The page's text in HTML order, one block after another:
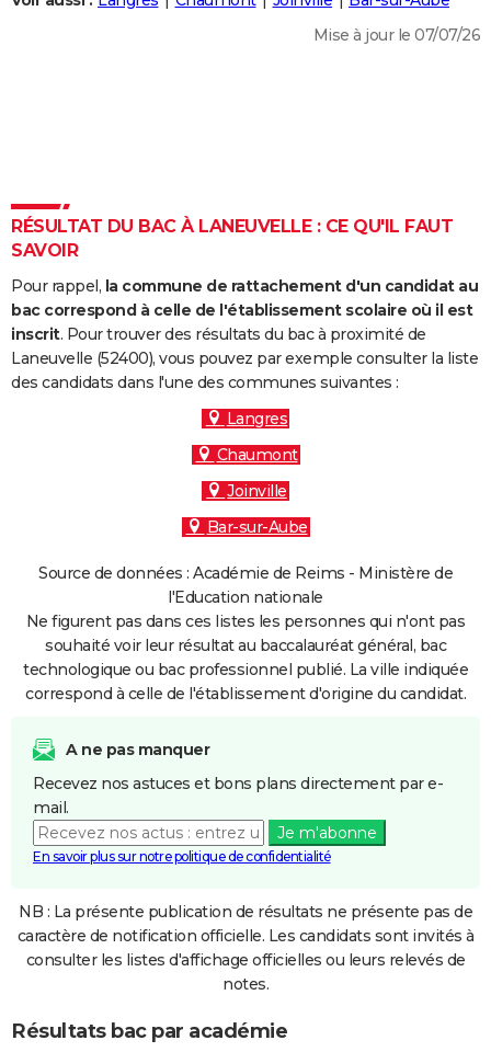
DICTIONNAIRE
Dictionnaire
Biographies
Citations
Expressions
Proverbes
PROGRAMME TV
COPAINS D'AVANT
S'inscrire
Se connecter
Lycées
Collèges
Primaires
Universités
Entreprises
Service militaire
Avis de recherche
AVIS DE DÉCÈS
FORUM
Mise à jour le 07/07/26
RÉSULTAT DU BAC À LANEUVELLE : CE QU'IL FAUT
SAVOIR
Pour rappel, la commune de rattachement d'un candidat au
bac correspond à celle de l'établissement scolaire où il est
inscrit. Pour trouver des résultats du bac à proximité de
Laneuvelle (52400), vous pouvez par exemple consulter la liste
des candidats dans l'une des communes suivantes :
Langres
Chaumont
Joinville
Bar-sur-Aube
Source de données : Académie de Reims - Ministère de
l'Education nationale
Ne figurent pas dans ces listes les personnes qui n'ont pas
souhaité voir leur résultat au baccalauréat général, bac
technologique ou bac professionnel publié. La ville indiquée
correspond à celle de l'établissement d'origine du candidat.
A ne pas manquer
Recevez nos astuces et bons plans directement par e-
mail.
Je m'abonne
En savoir plus sur notre politique de confidentialité
NB : La présente publication de résultats ne présente pas de
caractère de notification officielle. Les candidats sont invités à
consulter les listes d'affichage officielles ou leurs relevés de
notes.
Résultats bac par académie